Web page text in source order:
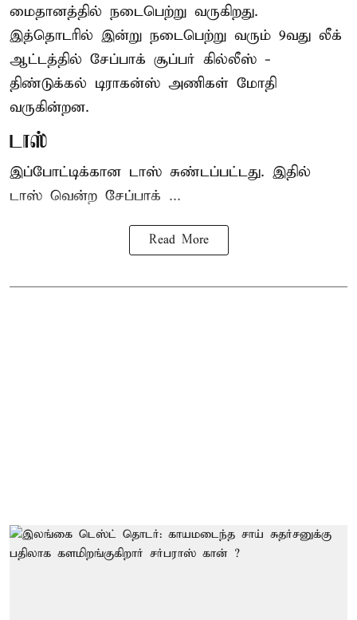
மைதானத்தில் நடைபெற்று வருகிறது.
இத்தொடரில் இன்று நடைபெற்று வரும் 9வது லீக்
ஆட்டத்தில் சேப்பாக் சூப்பர் கில்லீஸ் -
திண்டுக்கல் டிராகன்ஸ் அணிகள் மோதி
வருகின்றன.
டாஸ்
இப்போட்டிக்கான டாஸ் சுண்டப்பட்டது. இதில்
டாஸ் வென்ற சேப்பாக் ...
Read More